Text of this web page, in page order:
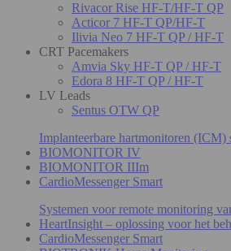
Rivacor Rise HF-T/HF-T QP
Acticor 7 HF-T QP/HF-T
Ilivia Neo 7 HF-T QP / HF-T
CRT Pacemakers
Amvia Sky HF-T QP / HF-T
Edora 8 HF-T QP / HF-T
LV Leads
Sentus OTW QP
Implanteerbare hartmonitoren (ICM)
BIOMONITOR IV
BIOMONITOR IIIm
CardioMessenger Smart
Systemen voor remote monitoring
HeartInsight – oplossing voor het
CardioMessenger Smart